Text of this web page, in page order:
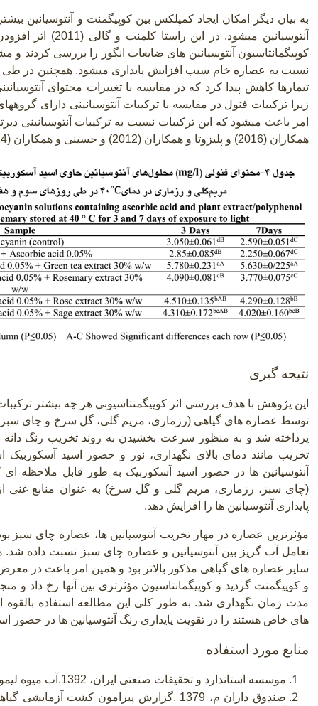
به بیان دیگر امکان ایجاد کمپلکس بین کوپیگمنت و آنتوسیانین
آنتوسیانین میشود. در این راستا کلمنت و گالی (2011) اثر
کوپیگمانتاسیون آنتوسیانین های ضایعات انگور را بررسی کردند و
نسبت به عصاره خام سبب افزایش پایداری میشود. همچنین در
تیمارها کاهش پیدا کرد که در مقایسه با تغییرات محتوای
زیرا ترکیبات فنول در مقایسه با ترکیبات آنتوسیانینی دارای
امر باعث میشود که این ترکیبات نسبت به ترکیبات آنتوسیانینی
همکاران (2016) و پلیزوتا و همکاران (2012) و حسینی و همکاران (2014) مطابقت داشت
نتیجه گیری
این پژوهش با هدف بررسی اثر کوپیگمنتاسیونی هر چه بیشتر
توسط عصاره های گیاهی (رزماری، مریم گلی، گل سرخ و چای سبز)
پرداخته شد و به منظور سرعت بخشیدن به روند تخریب رنگ دانه
تخریب مانند دمای بالای نگهداری، نور و حضور اسید آسکوربیک
آنتوسیانین ها در حضور اسید آسکوربیک به طور قابل ملاحظه
(چای سبز، رزماری، مریم گلی و گل سرخ) به عنوان منابع غنی
پایداری آنتوسیانین ها را افزایش دهد.
مؤثرترین عصاره در مهار تخریب آنتوسیانین ها، عصاره چای سبز
تعامل آب گریز بین آنتوسیانین و عصاره چای سبز نسبت داده
سایر عصاره های گیاهی مذکور بالاتر بود و همین امر باعث در
و کوپیگمنت گردید و کوپیگمانتاسیون مؤثرتری بین آنها رخ داد و
مدت زمان نگهداری شد. به طور کلی این مطالعه استفاده
های خاص هستند را در تقویت پایداری رنگ آنتوسیانین ها در حضور
منابع مورد استفاده
موسسه استاندارد و تحقیقات صنعتی ایران، 1392.آب میوه لیمو ترش– ویژگی ها، استاندارد شماره 117
صندوق داران م، 1379 .گزارش پیرامون کشت